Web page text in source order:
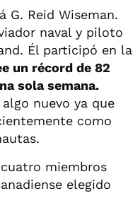
G. Reid Wiseman.
naval y piloto
Él participó en la
un récord de 82
sola semana.
nuevo ya que
como
miembros
elegido